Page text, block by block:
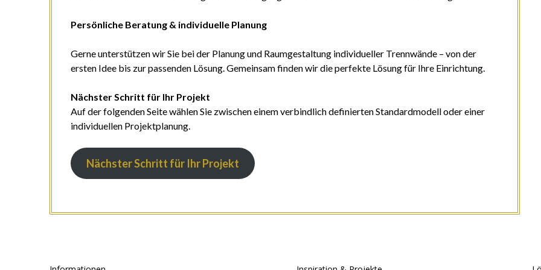
Persönliche Beratung & individuelle Planung
Gerne unterstützen wir Sie bei der Planung und Raumgestaltung individueller Trennwände – von der
ersten Idee bis zur passenden Lösung. Gemeinsam finden wir die perfekte Lösung für Ihre Einrichtung.
Nächster Schritt für Ihr Projekt
Auf der folgenden Seite wählen Sie zwischen einem verbindlich definierten Standardmodell oder einer
individuellen Projektplanung.
Nächster Schritt für Ihr Projekt